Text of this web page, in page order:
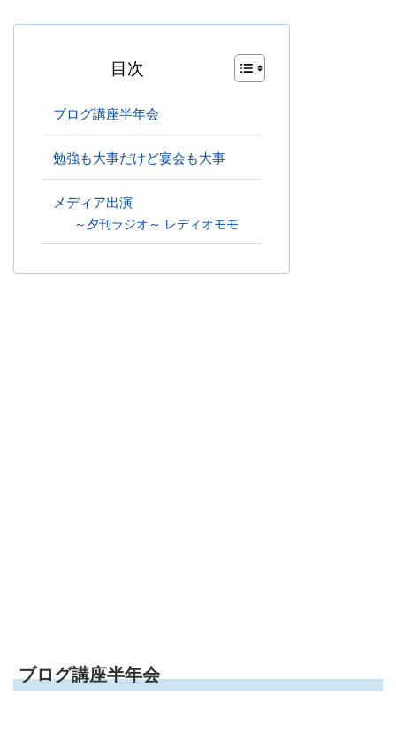
目次
ブログ講座半年会
勉強も大事だけど宴会も大事
メディア出演
～夕刊ラジオ～ レディオモモ
ブログ講座半年会